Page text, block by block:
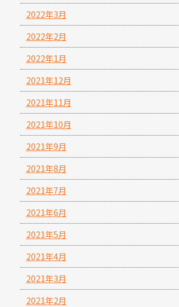
2022年3月
2022年2月
2022年1月
2021年12月
2021年11月
2021年10月
2021年9月
2021年8月
2021年7月
2021年6月
2021年5月
2021年4月
2021年3月
2021年2月